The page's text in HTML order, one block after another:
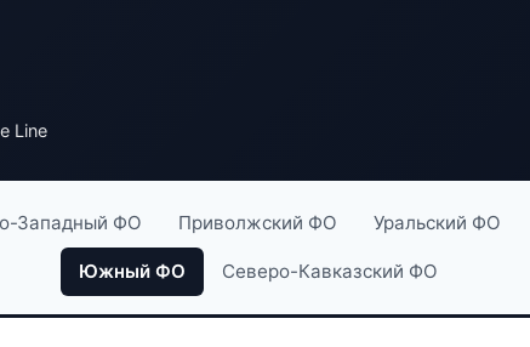
Line
Западный ФО Приволжский ФО Уральский ФО
Южный ФО Северо-Кавказский ФО